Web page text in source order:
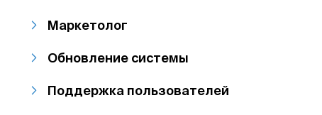
Маркетолог
Обновление системы
Поддержка пользователей